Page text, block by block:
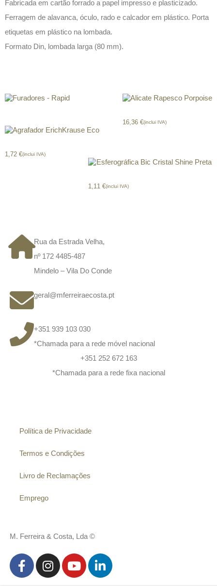
Fabricada em cartão forrado a papel impresso e plasticizado.
Ferragem de alavanca, óculo, rado e calcador em plástico. Porta
etiquetas em plástico na lombada.
Formato Din, lombada larga (80 mm).
16,36 €(inclui IVA)
1,72 €(inclui IVA)
1,11 €(inclui IVA)
Rua da Estrada Velha,
nº 172 4485-487
Mindelo – Vila Do Conde
geral@mferreiraecosta.pt
+351 939 103 030
*Chamada para a rede móvel nacional
+351 252 672 163
*Chamada para a rede fixa nacional
Política de Privacidade
Termos e Condições
Livro de Reclamações
Emprego
M. Ferreira & Costa, Lda ©